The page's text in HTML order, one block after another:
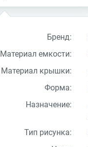
Бренд:
Материал емкости:
Материал крышки:
Форма:
Назначение:
Тип рисунка: